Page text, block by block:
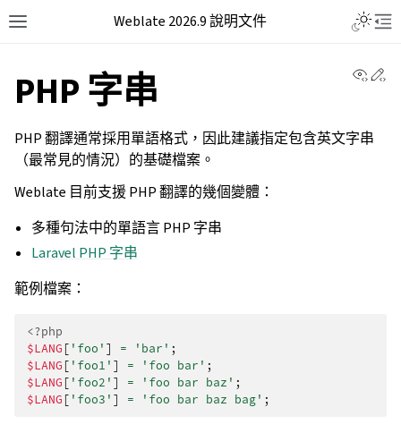
Weblate 2026.9 說明文件
PHP 字串
PHP 翻譯通常採用單語格式，因此建議指定包含英文字串
（最常見的情況）的基礎檔案。
Weblate 目前支援 PHP 翻譯的幾個變體：
多種句法中的單語言 PHP 字串
Laravel PHP 字串
範例檔案：
<?php
$LANG [ 'foo' ] = 'bar' ;
$LANG [ 'foo1' ] = 'foo bar' ;
$LANG [ 'foo2' ] = 'foo bar baz' ;
$LANG [ 'foo3' ] = 'foo bar baz bag' ;